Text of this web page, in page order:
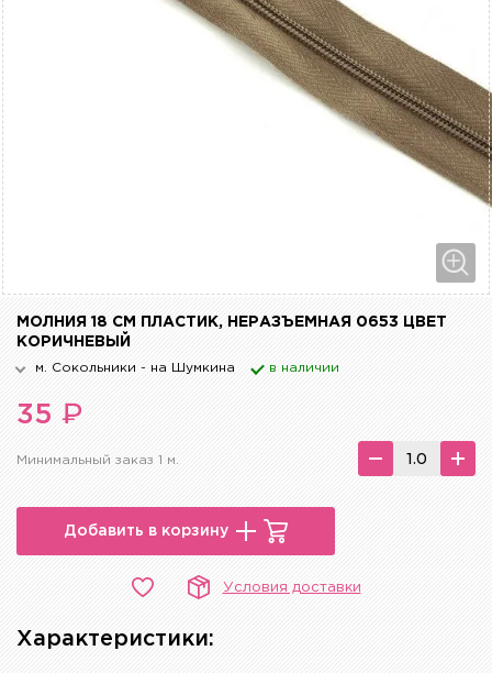
МОЛНИЯ 18 СМ ПЛАСТИК, НЕРАЗЪЕМНАЯ 0653 ЦВЕТ
КОРИЧНЕВЫЙ
м. Сокольники - на Шумкина в наличии
35 ₽
Минимальный заказ 1 м.
Добавить в корзину
Условия доставки
Характеристики: